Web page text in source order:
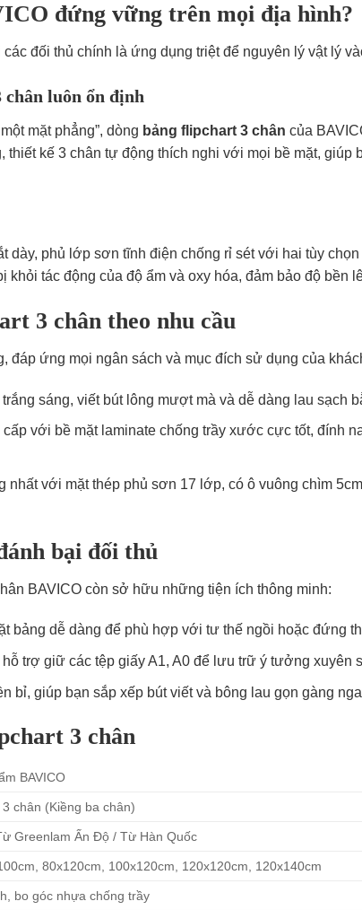
đứng vững trên mọi địa hình?
đối thủ chính là ứng dụng triệt để nguyên lý vật lý
luôn ổn định
mặt phẳng”, dòng bảng flipchart 3 chân của
kế 3 chân tự động thích nghi với mọi bề mặt,
dày, phủ lớp sơn tĩnh điện chống rỉ sét với hai tùy
khỏi tác động của độ ẩm và oxy hóa, đảm bảo độ bền
3 chân theo nhu cầu
đáp ứng mọi ngân sách và mục đích sử dụng của
sáng, viết bút lông mượt mà và dễ dàng lau sạch
với bề mặt laminate chống trầy xước cực tốt, đính
với mặt thép phủ sơn 17 lớp, có ô vuông chìm
bại đối thủ
BAVICO còn sở hữu những tiện ích thông minh:
bảng dễ dàng để phù hợp với tư thế ngồi hoặc đứng
trợ giữ các tệp giấy A1, A0 để lưu trữ ý tưởng xuyên
bỉ, giúp bạn sắp xếp bút viết và bông lau gọn gàng
3 chân
BAVICO
chân (Kiềng ba chân)
Greenlam Ấn Độ / Từ Hàn Quốc
80x120cm, 100x120cm, 120x120cm, 120x140cm
bo góc nhựa chống trầy